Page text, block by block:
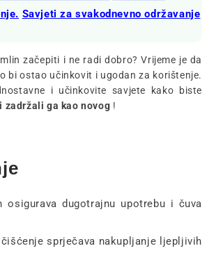
Savjeti za svakodnevno održavanje
začepiti i ne radi dobro? Vrijeme je da
bi ostao učinkovit i ugodan za korištenje.
i učinkovite savjete kako biste
ga kao novog !
osigurava dugotrajnu upotrebu i čuva
sprječava nakupljanje ljepljivih